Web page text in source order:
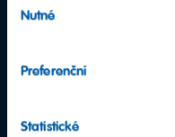
souhlasu
Nutné
Preferenční
Statistické